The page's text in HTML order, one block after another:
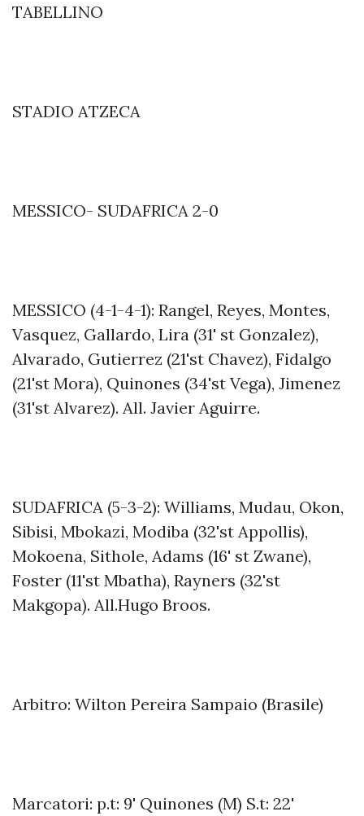
TABELLINO
STADIO ATZECA
MESSICO- SUDAFRICA 2-0
MESSICO (4-1-4-1): Rangel, Reyes, Montes,
Vasquez, Gallardo, Lira (31' st Gonzalez),
Alvarado, Gutierrez (21'st Chavez), Fidalgo
(21'st Mora), Quinones (34'st Vega), Jimenez
(31'st Alvarez). All. Javier Aguirre.
SUDAFRICA (5-3-2): Williams, Mudau, Okon,
Sibisi, Mbokazi, Modiba (32'st Appollis),
Mokoena, Sithole, Adams (16' st Zwane),
Foster (11'st Mbatha), Rayners (32'st
Makgopa). All.Hugo Broos.
Arbitro: Wilton Pereira Sampaio (Brasile)
Marcatori: p.t: 9' Quinones (M) S.t: 22'